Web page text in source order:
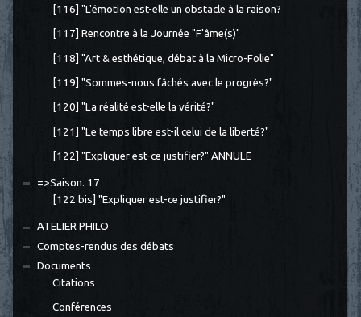
[116] "L'émotion est-elle un obstacle à la raison?
[117] Rencontre à la Journée "F'âme(s)"
[118] "Art & esthétique, débat à la Micro-Folie"
[119] "Sommes-nous fâchés avec le progrès?"
[120] "La réalité est-elle la vérité?"
[121] "Le temps libre est-il celui de la liberté?"
[122] "Expliquer est-ce justifier?" ANNULE
=>Saison. 17
[122 bis] "Expliquer est-ce justifier?"
ATELIER PHILO
Comptes-rendus des débats
Documents
Citations
Conférences